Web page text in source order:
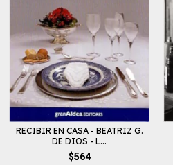
RECIBIR EN CASA - BEATRIZ G.
DE DIOS - L...
$564